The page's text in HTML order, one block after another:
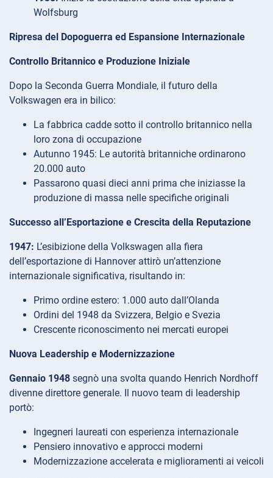
Wolfsburg
Ripresa del Dopoguerra ed Espansione Internazionale
Controllo Britannico e Produzione Iniziale
Dopo la Seconda Guerra Mondiale, il futuro della
Volkswagen era in bilico:
La fabbrica cadde sotto il controllo britannico nella
loro zona di occupazione
Autunno 1945: Le autorità britanniche ordinarono
20.000 auto
Passarono quasi dieci anni prima che iniziasse la
produzione di massa nelle specifiche originali
Successo all’Esportazione e Crescita della Reputazione
1947: L’esibizione della Volkswagen alla fiera
dell’esportazione di Hannover attirò un’attenzione
internazionale significativa, risultando in:
Primo ordine estero: 1.000 auto dall’Olanda
Ordini del 1948 da Svizzera, Belgio e Svezia
Crescente riconoscimento nei mercati europei
Nuova Leadership e Modernizzazione
Gennaio 1948 segnò una svolta quando Henrich Nordhoff
divenne direttore generale. Il nuovo team di leadership
portò:
Ingegneri laureati con esperienza internazionale
Pensiero innovativo e approcci moderni
Modernizzazione accelerata e miglioramenti ai veicoli